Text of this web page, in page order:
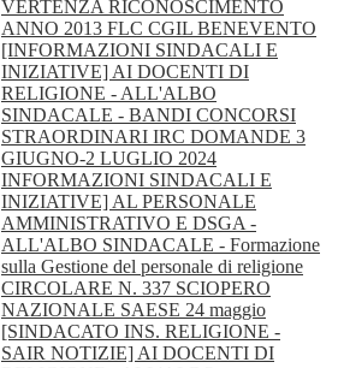
VERTENZA RICONOSCIMENTO
ANNO 2013 FLC CGIL BENEVENTO
[INFORMAZIONI SINDACALI E
INIZIATIVE] AI DOCENTI DI
RELIGIONE - ALL'ALBO
SINDACALE - BANDI CONCORSI
STRAORDINARI IRC DOMANDE 3
GIUGNO-2 LUGLIO 2024
INFORMAZIONI SINDACALI E
INIZIATIVE] AL PERSONALE
AMMINISTRATIVO E DSGA -
ALL'ALBO SINDACALE - Formazione
sulla Gestione del personale di religione
CIRCOLARE N. 337 SCIOPERO
NAZIONALE SAESE 24 maggio
[SINDACATO INS. RELIGIONE -
SAIR NOTIZIE] AI DOCENTI DI